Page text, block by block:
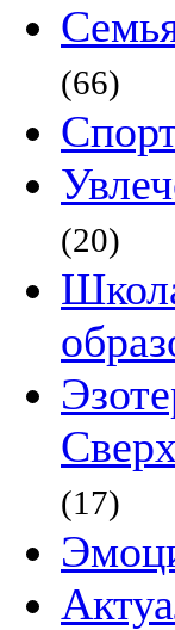
(66)
(20)
(17)